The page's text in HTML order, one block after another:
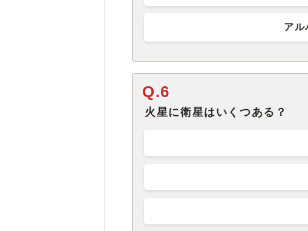
アル
Q.6
火星に衛星はいくつある？